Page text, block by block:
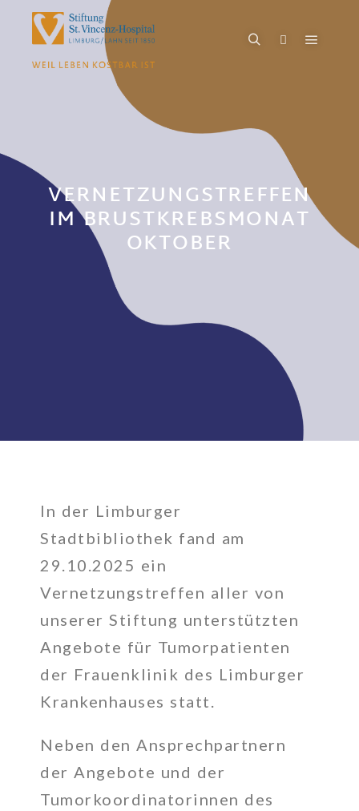
VERNETZUNGSTREFFEN
IM BRUSTKREBSMONAT
OKTOBER
In der Limburger
Stadtbibliothek fand am
29.10.2025 ein
Vernetzungstreffen aller von
unserer Stiftung unterstützten
Angebote für Tumorpatienten
der Frauenklinik des Limburger
Krankenhauses statt.
Neben den Ansprechpartnern
der Angebote und der
Tumorkoordinatorinnen des